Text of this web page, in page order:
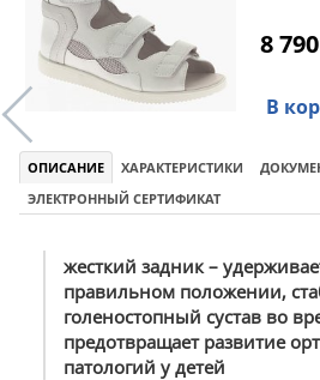
8
В
ОПИСАНИЕ ХАРАКТЕРИСТИКИ
ЭЛЕКТРОННЫЙ СЕРТИФИКАТ
жесткий задник –
правильном положении,
голеностопный сустав во
предотвращает развитие
патологий у детей